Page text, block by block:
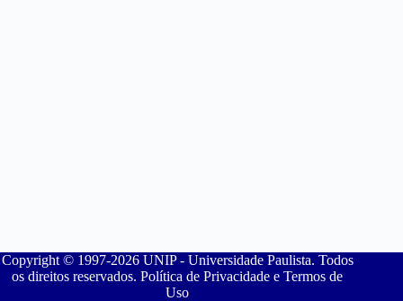
Copyright © 1997-2026 UNIP - Universidade Paulista. Todos
os direitos reservados. Política de Privacidade e Termos de
Uso